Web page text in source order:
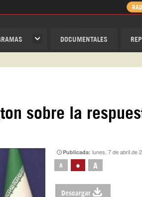
DOCUMENTALES
sobre la
Publicada:lunes, 7 de abril de
A • A
Descargar